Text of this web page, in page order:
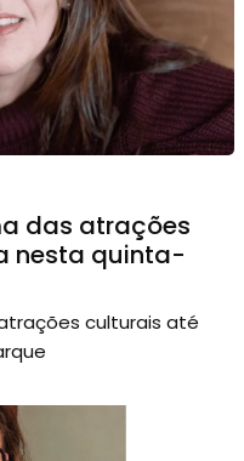
das atrações
nesta quinta-
culturais até